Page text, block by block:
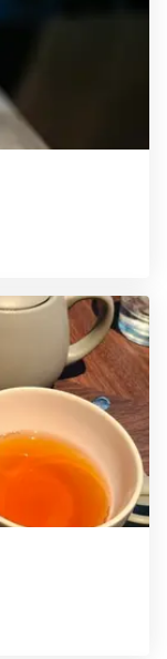
フェ。スペイ
ニューで、海